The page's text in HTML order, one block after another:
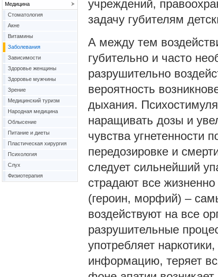
учреждений,
задачу губителям
А между тем
губительно и часто
разрушительно
вероятность
дыхания.
наращивать дозы и
чувства угнетенности
передозировке и
следует сильнейший
страдают все
(героин, морфий) –
воздействуют на все
разрушительные
употребляет
информацию, теряет
Медицина
Cтоматология
Акне
Витамины
Заболевания
Зависимости
Здоровье женщины
Здоровье мужчины
Зрение
Медицинский туризм
Народная медицина
Облысение
Питание и диеты
Пластическая хирургия
Психология
Слух
Физиотерапия